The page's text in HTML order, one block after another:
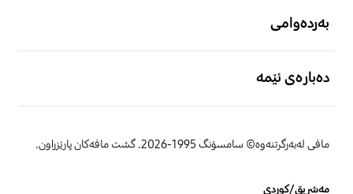
بەردەوامی
دەبارەی ئێمە
مافی لەبەرگرتنەوە© سامسۆنگ 1995-2026. گشت مافەکان پارێزراون.
مەشریق/کوردی